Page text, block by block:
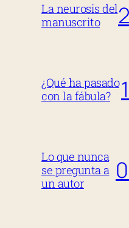
La neurosis del
manuscrito
¿Qué ha pasado
con la fábula?
Lo que nunca
se pregunta a
un autor